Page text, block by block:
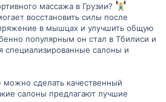
массажа в Грузии?
восстановить силы после
в мышцах и улучшить общую
популярным он стал в Тбилиси и
специализированные салоны и
можно сделать качественный
салоны предлагают лучшие